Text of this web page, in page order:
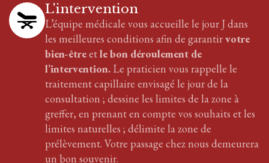
L'intervention
L’équipe médicale vous accueille le jour J dans
les meilleures conditions afin de garantirvotre
bien-êtreetle bon déroulement de
l’intervention. Le praticien vous rappelle le
traitementcapillaire envisagé le jour de la
consultation ; dessine les limites de la zone à
greffer, en prenant en compte vos souhaits et les
limites naturelles ; délimite la zone de
prélèvement. Votre passage chez nous demeurera
un bon souvenir.